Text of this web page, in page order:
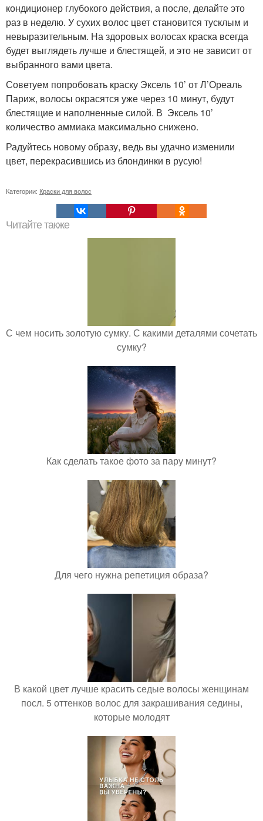
кондиционер глубокого действия, а после, делайте это
раз в неделю. У сухих волос цвет становится тусклым и
невыразительным. На здоровых волосах краска всегда
будет выглядеть лучше и блестящей, и это не зависит от
выбранного вами цвета.
Советуем попробовать краску Эксель 10’ от Л’Ореаль
Париж, волосы окрасятся уже через 10 минут, будут
блестящие и наполненные силой. В Эксель 10’
количество аммиака максимально снижено.
Радуйтесь новому образу, ведь вы удачно изменили
цвет, перекрасившись из блондинки в русую!
Категории: Краски для волос
Читайте также
С чем носить золотую сумку. С какими деталями сочетать
сумку?
Как сделать такое фото за пару минут?
Для чего нужна репетиция образа?
В какой цвет лучше красить седые волосы женщинам
посл. 5 оттенков волос для закрашивания седины,
которые молодят